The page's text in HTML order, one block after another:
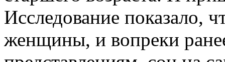
Исследование показало,
женщины, и вопреки